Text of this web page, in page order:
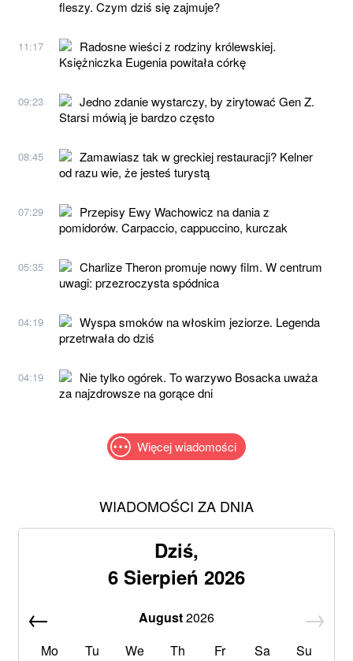
fleszy. Czym dziś się zajmuje?
11:17
Radosne wieści z rodziny królewskiej.
Księżniczka Eugenia powitała córkę
09:23
Jedno zdanie wystarczy, by zirytować Gen Z.
Starsi mówią je bardzo często
08:45
Zamawiasz tak w greckiej restauracji? Kelner
od razu wie, że jesteś turystą
07:29
Przepisy Ewy Wachowicz na dania z
pomidorów. Carpaccio, cappuccino, kurczak
05:35
Charlize Theron promuje nowy film. W centrum
uwagi: przezroczysta spódnica
04:19
Wyspa smoków na włoskim jeziorze. Legenda
przetrwała do dziś
04:19
Nie tylko ogórek. To warzywo Bosacka uważa
za najzdrowsze na gorące dni
Więcej wiadomości
WIADOMOŚCI ZA DNIA
Dziś,
6 Sierpień 2026
August2026
Mo
Tu We Th Fr Sa Su